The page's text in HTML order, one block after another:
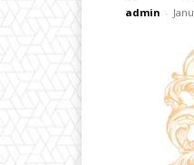
admin -